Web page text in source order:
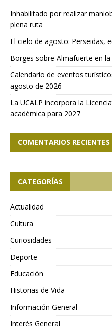
Inhabilitado por realizar
plena ruta
El cielo de agosto: Perseidas,
Borges sobre Almafuerte en
Calendario de eventos
agosto de 2026
La UCALP incorpora la
académica para 2027
COMENTARIOS RECIENTES
CATEGORÍAS
Actualidad
Cultura
Curiosidades
Deporte
Educación
Historias de Vida
Información General
Interés General